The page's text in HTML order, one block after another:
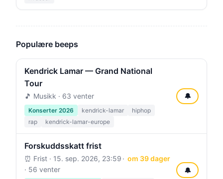
Populære beeps
Kendrick Lamar — Grand National
Tour
🎵 Musikk · 63 venter
Konserter 2026 kendrick-lamar
hiphop
rap
kendrick-lamar-europe
🔔
Forskuddsskatt frist
⏰ Frist · 15. sep. 2026, 23:59
om 39 dager
· 56 venter
🔔